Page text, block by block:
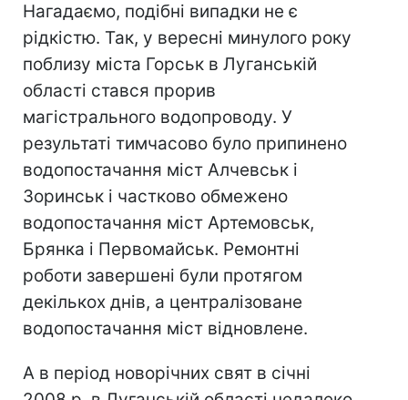
Нагадаємо, подібні випадки не є
рідкістю. Так, у вересні минулого року
поблизу міста Горськ в Луганській
області стався прорив
магістрального водопроводу. У
результаті тимчасово було припинено
водопостачання міст Алчевськ і
Зоринськ і частково обмежено
водопостачання міст Артемовськ,
Брянка і Первомайськ. Ремонтні
роботи завершені були протягом
декількох днів, а централізоване
водопостачання міст відновлене.
А в період новорічних свят в січні